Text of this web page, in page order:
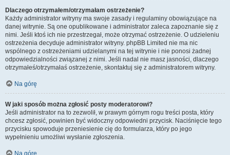
Dlaczego otrzymałem/otrzymałam ostrzeżenie?
Każdy administrator witryny ma swoje zasady i regulaminy obowiązujące na
danej witrynie. Są one opublikowane i administrator zaleca zapoznanie się z
nimi. Jeśli ktoś ich nie przestrzegał, może otrzymać ostrzeżenie. O udzieleniu
ostrzeżenia decyduje administrator witryny. phpBB Limited nie ma nic
wspólnego z ostrzeżeniami udzielanymi na tej witrynie i nie ponosi żadnej
odpowiedzialności związanej z nimi. Jeśli nadal nie masz jasności, dlaczego
otrzymałeś/otrzymałaś ostrzeżenie, skontaktuj się z administratorem witryny.
Na górę
W jaki sposób można zgłosić posty moderatorowi?
Jeśli administrator na to zezwolił, w prawym górnym rogu treści posta, który
chcesz zgłosić, powinien być widoczny odpowiedni przycisk. Naciśnięcie tego
przycisku spowoduje przeniesienie cię do formularza, który po jego
wypełnieniu umożliwi wysłanie zgłoszenia.
Na górę